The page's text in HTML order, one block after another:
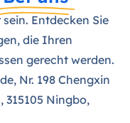
Entdecken Sie
die Ihren
gerecht werden.
Nr. 198 Chengxin
315105 Ningbo,